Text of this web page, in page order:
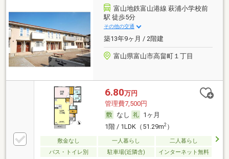
富山地鉄富山港線 萩浦小学校前
駅 徒歩5分
その他の交通
築13年9ヶ月 / 2階建
富山県富山市高畠町１丁目
6.80万円
管理費7,500円
なし
1ヶ月
1階 / 1LDK（51.29m2）
敷金なし 一人暮らし
二人暮らし
バス・トイレ別
駐車場(近隣含) インターネット無料